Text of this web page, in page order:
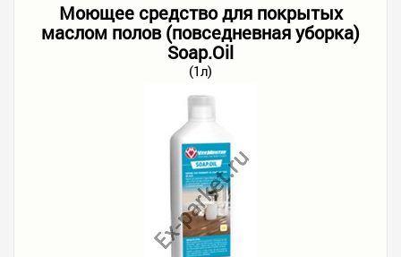
Моющее средство для покрытых
маслом полов (повседневная уборка)
Soap.Oil
(1л)